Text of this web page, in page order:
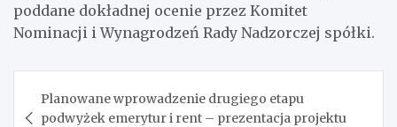
poddane dokładnej ocenie przez Komitet
Nominacji i Wynagrodzeń Rady Nadzorczej spółki.
wpisu
Planowane wprowadzenie drugiego etapu
podwyżek emerytur i rent – prezentacja projektu